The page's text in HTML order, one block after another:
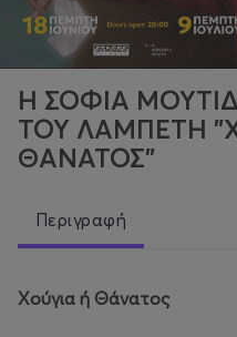
Η ΣΟΦΙΑ
ΤΟΥ ΛΑΜΠΕΤΗ
ΘΑΝΑΤΟΣ"
Περιγραφή
Χούγια ή Θάνατος